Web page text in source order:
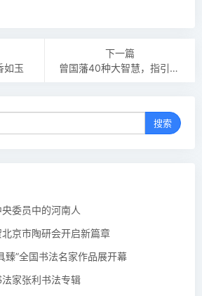
如玉
下一篇
曾国藩40种大智慧，指引当下人生的40味奇药！
搜索
委员中的河南人
京市陶研会开启新篇章
臻”全国书法名家作品展开幕
家张利书法专辑